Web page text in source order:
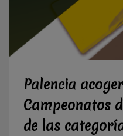
Palencia
Campeonatos
de las